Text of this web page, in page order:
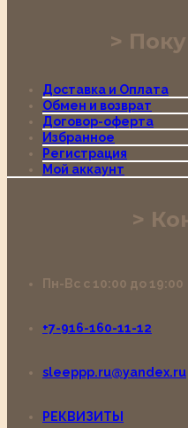
Доставка и Оплата
Обмен и возврат
Договор-оферта
Избранное
Регистрация
Мой аккаунт
Пн-Вс с 10:00 до 19:00
+7-916-160-11-12
sleeppp.ru@yandex.ru
РЕКВИЗИТЫ